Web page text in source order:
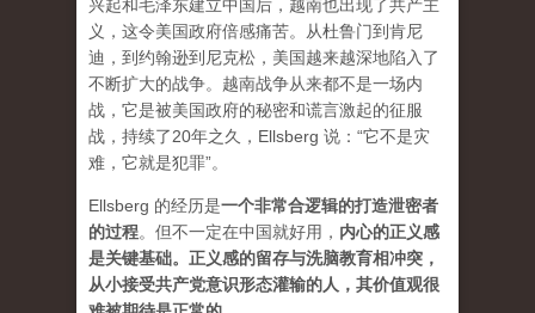
兴起和毛泽东建立中国后，越南也出现了共产主
义，这令美国政府倍感痛苦。从杜鲁门到肯尼
迪，到约翰逊到尼克松，美国越来越深地陷入了
不断扩大的战争。越南战争从来都不是一场内
战，它是被美国政府的秘密和谎言激起的征服
战，持续了20年之久，Ellsberg 说：“它不是灾
难，它就是犯罪”。
Ellsberg 的经历是一个非常合逻辑的打造泄密者
的过程。但不一定在中国就好用， 内心的正义感
是关键基础。正义感的留存与洗脑教育相冲突，
从小接受共产党意识形态灌输的人，其价值观很